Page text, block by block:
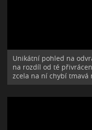
Unikátní pohled na
na rozdíl od té
zcela na ní chybí tmavá